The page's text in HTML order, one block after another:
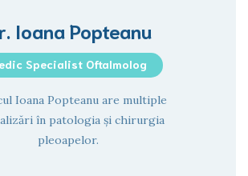
Ioana Popteanu
Specialist Oftalmolog
Ioana Popteanu are multiple
în patologia și chirurgia
pleoapelor.